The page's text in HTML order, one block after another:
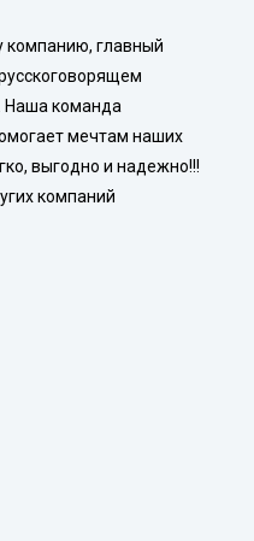
компанию, главный
Наша команда
мечтам наших
выгодно и надежно!!!
компаний